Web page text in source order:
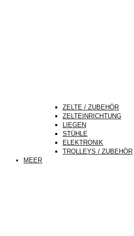
ZELTE / ZUBEHÖR
ZELTEINRICHTUNG
LIEGEN
STÜHLE
ELEKTRONIK
TROLLEYS / ZUBEHÖR
MEER